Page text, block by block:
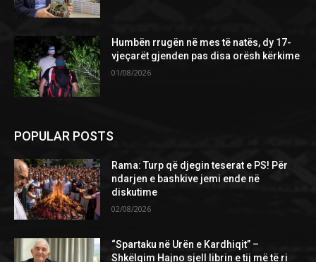
Humbën rrugën në mes të natës, dy 17-
vjeçarët gjenden pas disa orësh kërkime
01/08/2026
POPULAR POSTS
Rama: Turp që djegin teserat e PS! Për
ndarjen e bashkive jemi ende në
diskutime
02/08/2026
“Spartaku në Urën e Kardhiqit” –
Shkëlqim Hajno sjell librin e tij më të ri